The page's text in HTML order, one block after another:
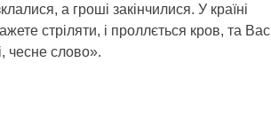
а гроші закінчилися. У країні
стріляти, і проллється кров, та Вас
чесне слово».